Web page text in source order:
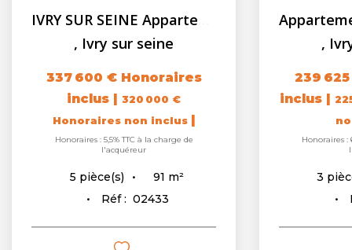
, Ivry sur seine
337 600 € Honoraires
inclus | 320 000 €
Honoraires non inclus |
Honoraires : 5,5% TTC à la charge de
l'acquéreur
5 pièce(s) 91 m²
Réf : 02433
,
239
inclus |
Honoraires :
3